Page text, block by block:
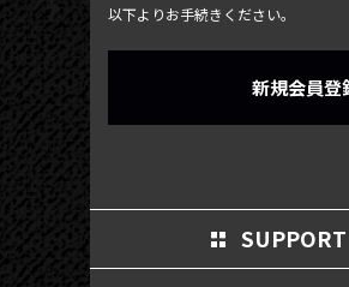
以下よりお手続きください。
新規会員登